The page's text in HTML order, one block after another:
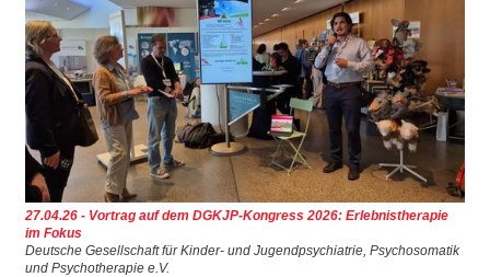
27.04.26 - Vortrag auf dem DGKJP-Kongress 2026: Erlebnistherapie
im Fokus
Deutsche Gesellschaft für Kinder- und Jugendpsychiatrie, Psychosomatik
und Psychotherapie e.V.